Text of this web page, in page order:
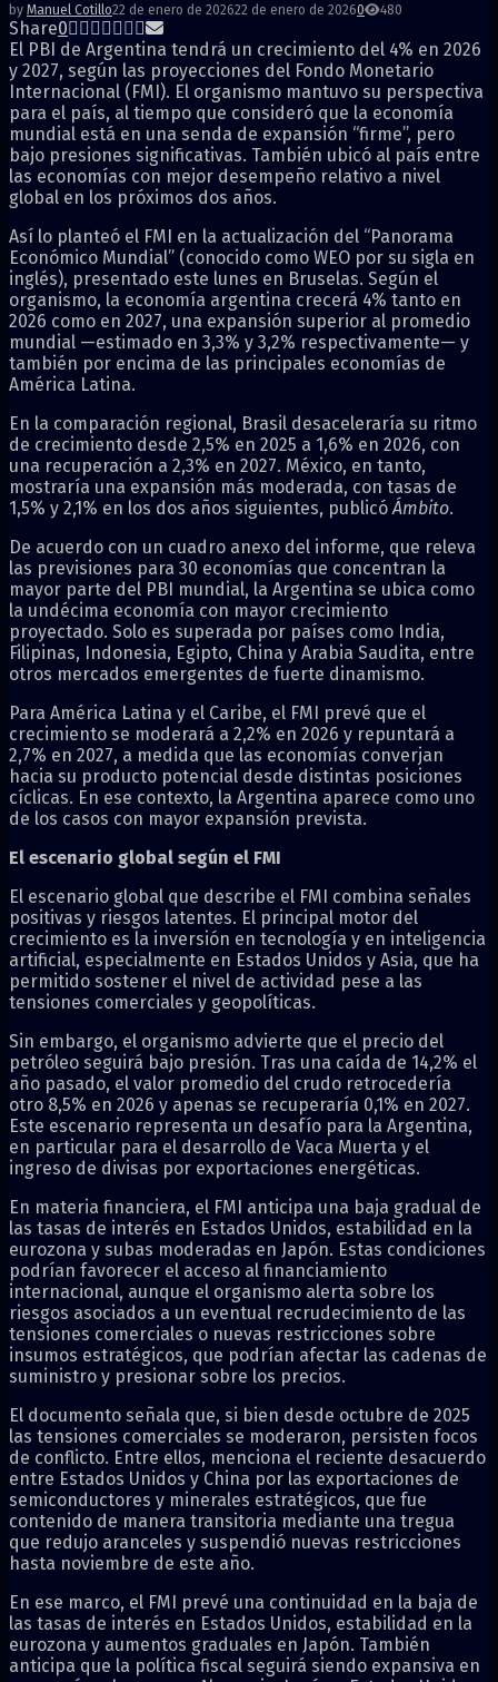
by Manuel Cotillo22 de enero de 202622 de enero de 20260 480
Share0
El PBI de Argentina tendrá un crecimiento del 4% en 2026
y 2027, según las proyecciones del Fondo Monetario
Internacional (FMI). El organismo mantuvo su perspectiva
para el país, al tiempo que consideró que la economía
mundial está en una senda de expansión “firme”, pero
bajo presiones significativas. También ubicó al país entre
las economías con mejor desempeño relativo a nivel
global en los próximos dos años.
Así lo planteó el FMI en la actualización del “Panorama
Económico Mundial” (conocido como WEO por su sigla en
inglés), presentado este lunes en Bruselas. Según el
organismo, la economía argentina crecerá 4% tanto en
2026 como en 2027, una expansión superior al promedio
mundial —estimado en 3,3% y 3,2% respectivamente— y
también por encima de las principales economías de
América Latina.
En la comparación regional, Brasil desaceleraría su ritmo
de crecimiento desde 2,5% en 2025 a 1,6% en 2026, con
una recuperación a 2,3% en 2027. México, en tanto,
mostraría una expansión más moderada, con tasas de
1,5% y 2,1% en los dos años siguientes, publicóÁmbito.
De acuerdo con un cuadro anexo del informe, que releva
las previsiones para 30 economías que concentran la
mayor parte del PBI mundial, la Argentina se ubica como
la undécima economía con mayor crecimiento
proyectado. Solo es superada por países como India,
Filipinas, Indonesia, Egipto, China y Arabia Saudita, entre
otros mercados emergentes de fuerte dinamismo.
Para América Latina y el Caribe, el FMI prevé que el
crecimiento se moderará a 2,2% en 2026 y repuntará a
2,7% en 2027, a medida que las economías converjan
hacia su producto potencial desde distintas posiciones
cíclicas. En ese contexto, la Argentina aparece como uno
de los casos con mayor expansión prevista.
El escenario global según el FMI
El escenario global que describe el FMI combina señales
positivas y riesgos latentes. El principal motor del
crecimiento es la inversión en tecnología y en inteligencia
artificial, especialmente en Estados Unidos y Asia, que ha
permitido sostener el nivel de actividad pese a las
tensiones comerciales y geopolíticas.
Sin embargo, el organismo advierte que el precio del
petróleo seguirá bajo presión. Tras una caída de 14,2% el
año pasado, el valor promedio del crudo retrocedería
otro 8,5% en 2026 y apenas se recuperaría 0,1% en 2027.
Este escenario representa un desafío para la Argentina,
en particular para el desarrollo de Vaca Muerta y el
ingreso de divisas por exportaciones energéticas.
En materia financiera, el FMI anticipa una baja gradual de
las tasas de interés en Estados Unidos, estabilidad en la
eurozona y subas moderadas en Japón. Estas condiciones
podrían favorecer el acceso al financiamiento
internacional, aunque el organismo alerta sobre los
riesgos asociados a un eventual recrudecimiento de las
tensiones comerciales o nuevas restricciones sobre
insumos estratégicos, que podrían afectar las cadenas de
suministro y presionar sobre los precios.
El documento señala que, si bien desde octubre de 2025
las tensiones comerciales se moderaron, persisten focos
de conflicto. Entre ellos, menciona el reciente desacuerdo
entre Estados Unidos y China por las exportaciones de
semiconductores y minerales estratégicos, que fue
contenido de manera transitoria mediante una tregua
que redujo aranceles y suspendió nuevas restricciones
hasta noviembre de este año.
En ese marco, el FMI prevé una continuidad en la baja de
las tasas de interés en Estados Unidos, estabilidad en la
eurozona y aumentos graduales en Japón. También
anticipa que la política fiscal seguirá siendo expansiva en